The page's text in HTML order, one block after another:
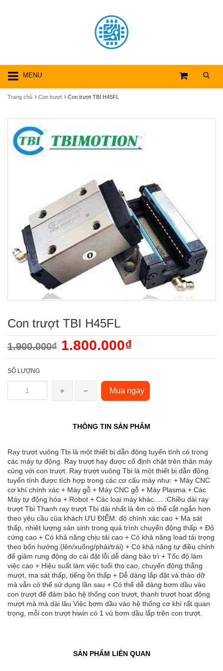
MENU
Trang chủ Con trượt Con trượt TBI H45FL
Con trượt TBI H45FL
1.900.000₫ 1.800.000₫
SỐ LƯỢNG
Mua ngay
THÔNG TIN SẢN PHẨM
Ray trượt vuông Tbi là một thiết bị dẫn động tuyến tính có trong
các máy tự động. Ray trượt hay được cố định chặt trên thân máy
cùng với con trượt. Ray trượt vuông Tbi là một thiết bị dẫn động
tuyến tính được tích hợp trong các cơ cấu máy như: + Máy CNC
cơ khí chính xác + Máy gỗ + Máy CNC gỗ + Máy Plasma + Các
Máy tự động hóa + Robot + Các loại máy khác…. :Chiều dài ray
trượt Tbi Thanh ray trượt Tbi dài nhất là 4m có thể cắt ngắn hơn
theo yêu cầu của khách ƯU ĐIỂM: độ chính xác cao + Ma sát
thấp, nhiệt lượng sản sinh trong quá trình chuyển động thấp + Độ
cứng cao + Có khả năng chịu tải cao + Có khả năng load tải trọng
theo bốn hướng (lên/xuống/phải/trái) + Có khả năng tự điều chỉnh
để giảm rung động do cài đặt lỗi dễ dàng bảo trì + Tốc độ làm
việc cao + Hiệu suất làm việc tuổi thọ cao, chuyển động thẳng
mượt, ma sát thấp, tiếng ồn thấp + Dễ dàng lắp đặt và tháo dỡ
mà vẫn có thể sử dụng lần sau + Có thể dễ dàng bơm dầu vào
con trượt để đảm bảo hệ thống con trượt, thanh trượt hoạt động
mượt mà mà dài lâu Việc bơm dầu vào hệ thống cơ khí rất quan
trọng, mỗi con trượt hiwin có 1 vú bơm dầu lắp trên con trượt.
SẢN PHẨM LIÊN QUAN